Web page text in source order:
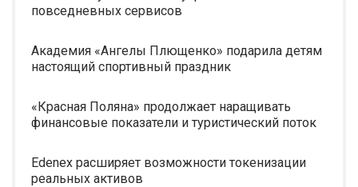
повседневных сервисов
Академия «Ангелы Плющенко» подарила детям
настоящий спортивный праздник
«Красная Поляна» продолжает наращивать
финансовые показатели и туристический поток
Edenex расширяет возможности токенизации
реальных активов